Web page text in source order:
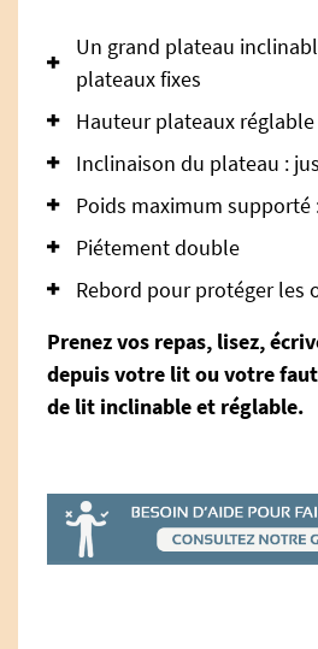
Un grand plateau
plateaux fixes
Hauteur plateaux réglable
Inclinaison du plateau :
Poids maximum supporté
Piétement double
Rebord pour protéger les
Prenez vos repas, lisez,
depuis votre lit ou votre
de lit inclinable et réglable.